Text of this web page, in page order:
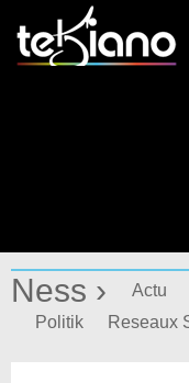
Ness › Actu
Politik
Reseaux